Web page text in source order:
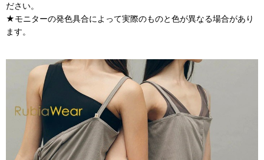
ださい。
★モニターの発色具合によって実際のものと色が異なる場合があり
ます。